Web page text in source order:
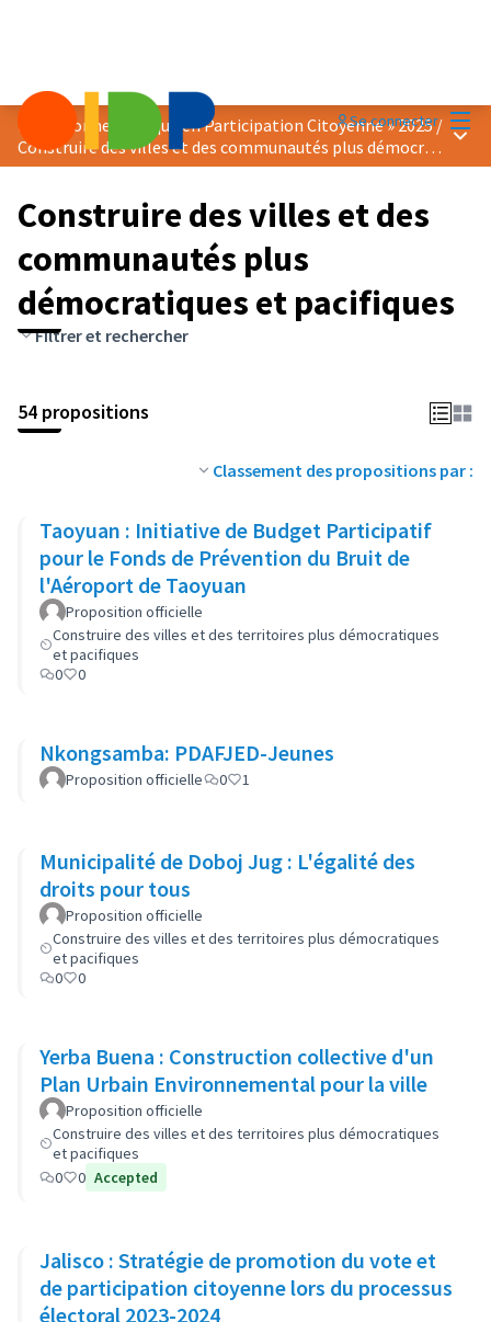
Se connecter
Prix « Bonne Pratique en Participation Citoyenne » 2025 /
Construire des villes et des communautés plus démocratiques et pacifiques
Construire des villes et des
communautés plus
démocratiques et pacifiques
Filtrer et rechercher
54 propositions
Classement des propositions par :
Taoyuan : Initiative de Budget Participatif
pour le Fonds de Prévention du Bruit de
l'Aéroport de Taoyuan
Proposition officielle
Construire des villes et des territoires plus démocratiques
et pacifiques
0
0
Nkongsamba: PDAFJED-Jeunes
Proposition officielle 0 1
Municipalité de Doboj Jug : L'égalité des
droits pour tous
Proposition officielle
Construire des villes et des territoires plus démocratiques
et pacifiques
0
0
Yerba Buena : Construction collective d'un
Plan Urbain Environnemental pour la ville
Proposition officielle
Construire des villes et des territoires plus démocratiques
et pacifiques
0
0 Accepted
Jalisco : Stratégie de promotion du vote et
de participation citoyenne lors du processus
électoral 2023-2024